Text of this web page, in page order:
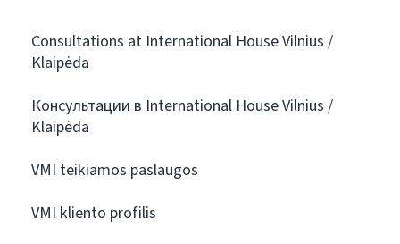
Consultations at International House Vilnius /
Klaipėda
Консультации в International House Vilnius /
Klaipėda
VMI teikiamos paslaugos
VMI kliento profilis